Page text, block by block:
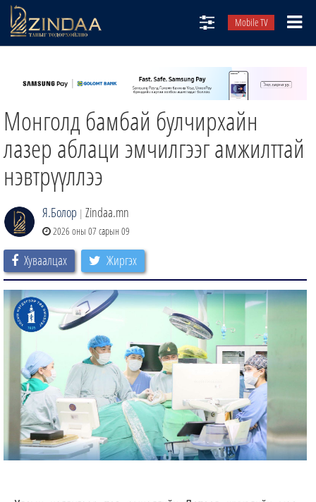
Mobile TV
ТВ8
ӨГЛӨӨНИЙ СОНИН
АУДИО ЗОХИОЛ
ЗИНДАА СЭТГҮҮЛ
Монголд бамбай булчирхайн
лазер аблаци эмчилгээг амжилттай
нэвтрүүллээ
Я.Болор | Zindaa.mn
2026 оны 07 сарын 09
Хуваалцах Жиргэх